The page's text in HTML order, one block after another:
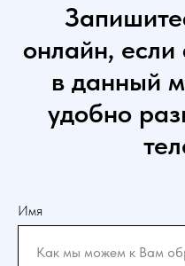
онлайн, если
в данный
удобно
Имя